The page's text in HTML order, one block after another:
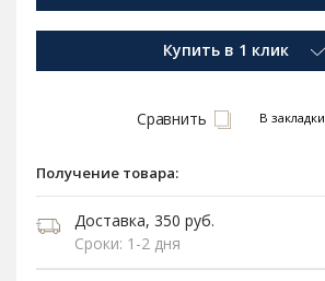
Купить в 1 клик
Сравнить В закладки
Получение товара:
Доставка, 350 руб.
Сроки: 1-2 дня